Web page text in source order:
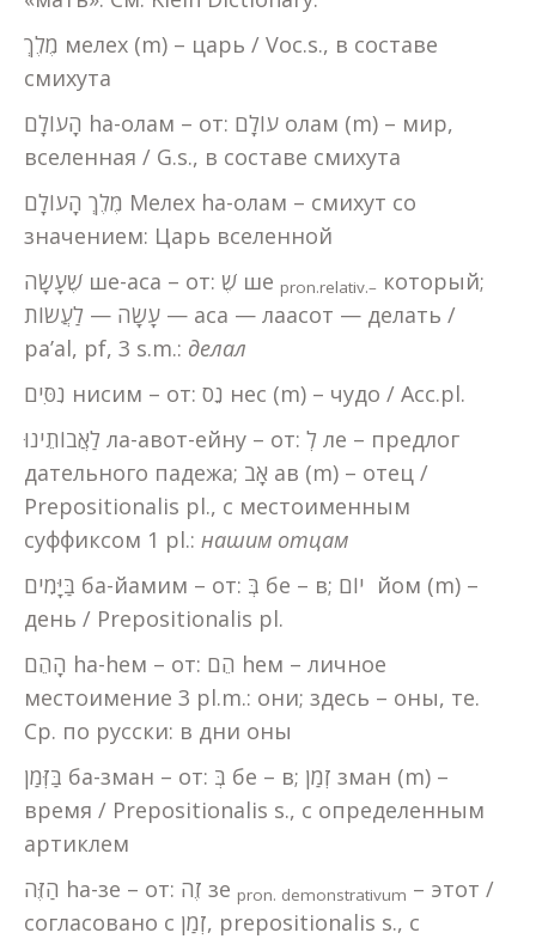
מֶלֶךְ мелех (m) – царь / Voc.s., в составе
смихута
הָעוֹלָם hа-олам – от: עוֹלָם олам (m) – мир,
вселенная / G.s., в составе смихута
מֶלֶךְ הָעוֹלָם Мелех hа-олам – смихут со
значением: Царь вселенной
שֶׁעָשָׂה ше-аса – от: שֶׁ ше pron.relativ.– который;
עָשָׂה — לַעֲשׂוֹת — аса — лаасот — делать /
pa’al, pf, 3 s.m.: делал
נִסִּים нисим – от: נֵס нес (m) – чудо / Acc.pl.
לַאֲבוֹתֵינוּ ла-авот-ейну – от: לְ ле – предлог
дательного падежа; אָב ав (m) – отец /
Prepositionalis pl., с местоименным
суффиксом 1 pl.: нашим отцам
בַּיָּמִים ба-йамим – от: בְּ бе – в; יוֹם йом (m) –
день / Prepositionalis pl.
הָהֵם hа-hем – от: הֵם hем – личное
местоимение 3 pl.m.: они; здесь – оны, те.
Ср. по русски: в дни оны
בַּזְּמַן ба-зман – от: בְּ бе – в; זְמַן зман (m) –
время / Prepositionalis s., с определенным
артиклем
הַזֶּה hа-зе – от: זֶה зе pron. demonstrativum – этот /
согласовано с זְמַן, prepositionalis s., с